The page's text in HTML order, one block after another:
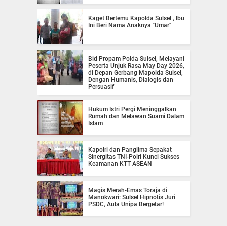
Kaget Bertemu Kapolda Sulsel , Ibu
Ini Beri Nama Anaknya "Umar"
Bid Propam Polda Sulsel, Melayani
Peserta Unjuk Rasa May Day 2026,
di Depan Gerbang Mapolda Sulsel,
Dengan Humanis, Dialogis dan
Persuasif
Hukum Istri Pergi Meninggalkan
Rumah dan Melawan Suami Dalam
Islam
Kapolri dan Panglima Sepakat
Sinergitas TNI-Polri Kunci Sukses
Keamanan KTT ASEAN
Magis Merah-Emas Toraja di
Manokwari: Sulsel Hipnotis Juri
PSDC, Aula Unipa Bergetar!